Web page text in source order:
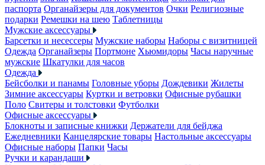
паспорта Органайзеры для документов Очки Религиозные
подарки Ремешки на шею Таблетницы
Мужские аксессуары
Барсетки и несессеры Мужские наборы Наборы с визитницей
Одежда Органайзеры Портмоне Хьюмидоры Часы наручные
мужские Шкатулки для часов
Одежда
Бейсболки и панамы Головные уборы Дождевики Жилеты
Зимние аксессуары Куртки и ветровки Офисные рубашки
Поло Свитеры и толстовки Футболки
Офисные аксессуары
Блокноты и записные книжки Держатели для бейджа
Ежедневники Канцелярские товары Настольные аксессуары
Офисные наборы Папки Часы
Ручки и карандаши